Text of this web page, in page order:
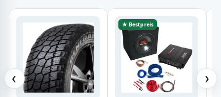
❮
★ Bestpreis
❯